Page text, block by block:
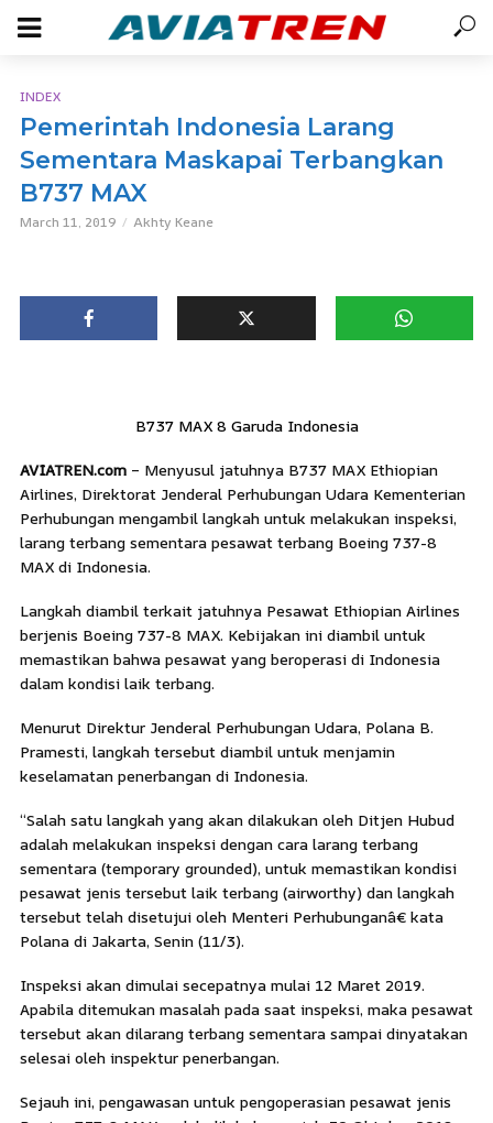
INDEX
Pemerintah Indonesia Larang
Sementara Maskapai Terbangkan
B737 MAX
March 11, 2019 Akhty Keane
B737 MAX 8 Garuda Indonesia
AVIATREN.com – Menyusul jatuhnya B737 MAX Ethiopian
Airlines, Direktorat Jenderal Perhubungan Udara Kementerian
Perhubungan mengambil langkah untuk melakukan inspeksi,
larang terbang sementara pesawat terbang Boeing 737-8
MAX di Indonesia.
Langkah diambil terkait jatuhnya Pesawat Ethiopian Airlines
berjenis Boeing 737-8 MAX. Kebijakan ini diambil untuk
memastikan bahwa pesawat yang beroperasi di Indonesia
dalam kondisi laik terbang.
Menurut Direktur Jenderal Perhubungan Udara, Polana B.
Pramesti, langkah tersebut diambil untuk menjamin
keselamatan penerbangan di Indonesia.
“Salah satu langkah yang akan dilakukan oleh Ditjen Hubud
adalah melakukan inspeksi dengan cara larang terbang
sementara (temporary grounded), untuk memastikan kondisi
pesawat jenis tersebut laik terbang (airworthy) dan langkah
tersebut telah disetujui oleh Menteri Perhubunganâ€ kata
Polana di Jakarta, Senin (11/3).
Inspeksi akan dimulai secepatnya mulai 12 Maret 2019.
Apabila ditemukan masalah pada saat inspeksi, maka pesawat
tersebut akan dilarang terbang sementara sampai dinyatakan
selesai oleh inspektur penerbangan.
Sejauh ini, pengawasan untuk pengoperasian pesawat jenis